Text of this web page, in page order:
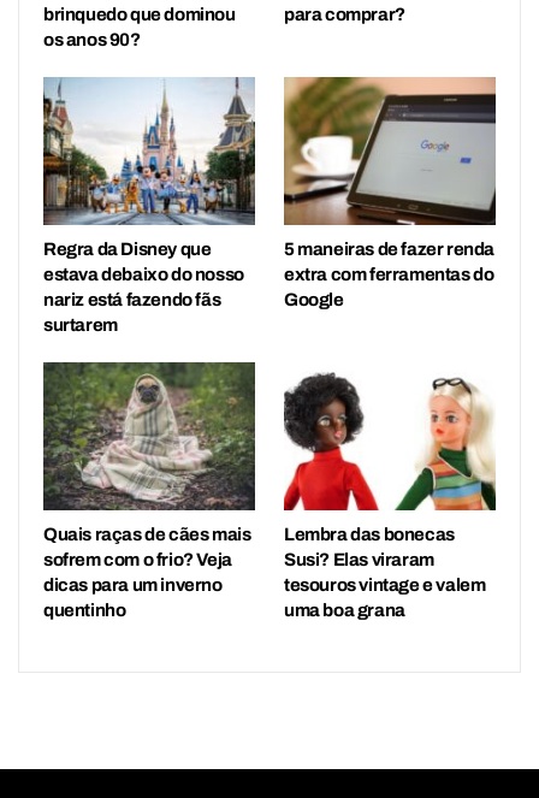
brinquedo que dominou
os anos 90?
para comprar?
Regra da Disney que
estava debaixo do nosso
nariz está fazendo fãs
surtarem
5 maneiras de fazer renda
extra com ferramentas do
Google
Quais raças de cães mais
sofrem com o frio? Veja
dicas para um inverno
quentinho
Lembra das bonecas
Susi? Elas viraram
tesouros vintage e valem
uma boa grana